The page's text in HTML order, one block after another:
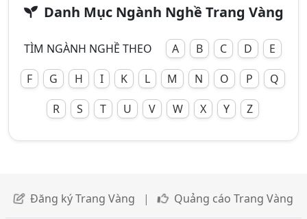
Danh Mục Ngành Nghề Trang Vàng
TÌM NGÀNH NGHỀ THEO A B C D
E
F
G H I K L M N O P
Q
R
S T U V W X Y Z
Đăng ký Trang Vàng | Quảng cáo Trang Vàng